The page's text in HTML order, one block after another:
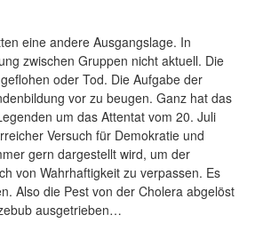
eine andere Ausgangslage. In
zwischen Gruppen nicht aktuell. Die
oder Tod. Die Aufgabe der
vor zu beugen. Ganz hat das
um das Attentat vom 20. Juli
Versuch für Demokratie und
gern dargestellt wird, um der
von Wahrhaftigkeit zu verpassen. Es
Also die Pest von der Cholera abgelöst
ausgetrieben…